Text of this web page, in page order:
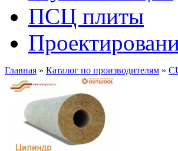
ПСЦ плиты
Главная » Каталог по производителям »